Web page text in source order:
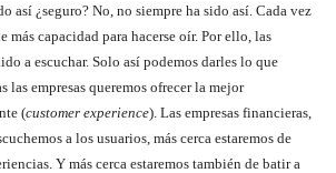
así ¿seguro? No, no siempre ha sido así. Cada vez
más capacidad para hacerse oír. Por ello, las
a escuchar. Solo así podemos darles lo que
las empresas queremos ofrecer la mejor
(customer experience). Las empresas financieras,
a los usuarios, más cerca estaremos de
Y más cerca estaremos también de batir a